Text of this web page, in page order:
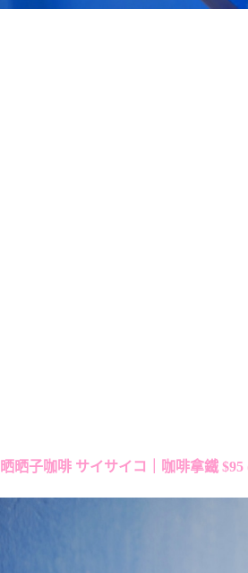
晒晒子咖啡 サイサイコ｜咖啡拿鐵 $95